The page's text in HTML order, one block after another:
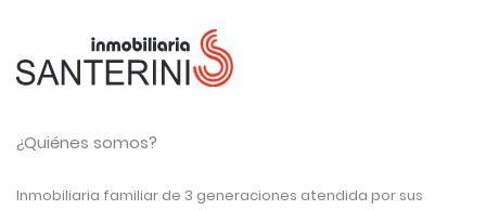
¿Quiénes somos?
Inmobiliaria familiar de 3 generaciones atendida por sus